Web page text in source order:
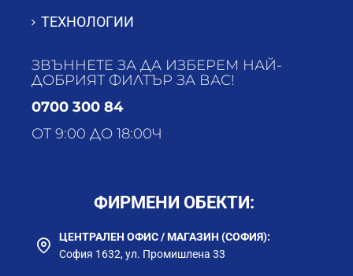
ТЕХНОЛОГИИ
ЗВЪННЕТЕ ЗА ДА ИЗБЕРЕМ НАЙ-
ДОБРИЯТ ФИЛТЪР ЗА ВАС!
0700 300 84
ОТ 9:00 ДО 18:00Ч
ФИРМЕНИ ОБЕКТИ:
ЦЕНТРАЛЕН ОФИС / МАГАЗИН (СОФИЯ):
София 1632, ул. Промишлена 33